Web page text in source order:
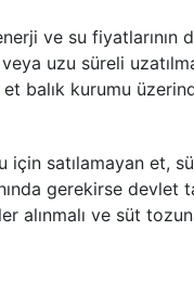
ve su fiyatlarının
uzu süreli
balık kurumu
için satılamayan et,
gerekirse devlet
alınmalı ve süt